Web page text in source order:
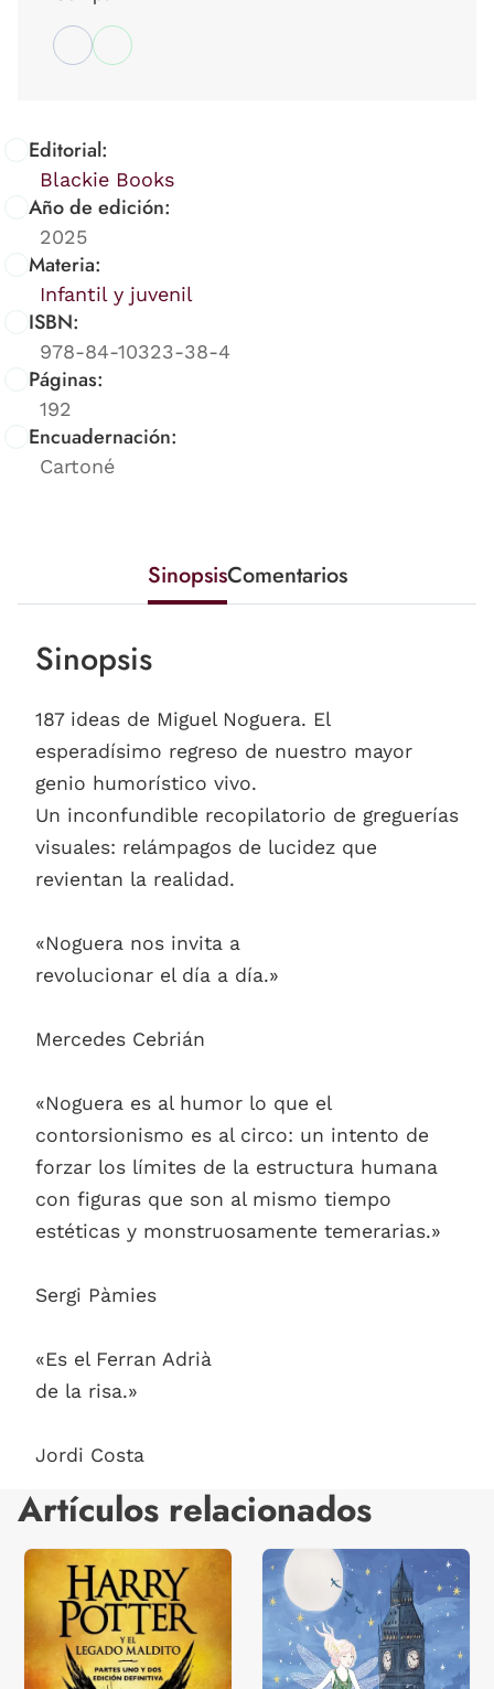
Editorial:
Blackie Books
Año de edición:
2025
Materia:
Infantil y juvenil
ISBN:
978-84-10323-38-4
Páginas:
192
Encuadernación:
Cartoné
SinopsisComentarios
Sinopsis
187 ideas de Miguel Noguera. El
esperadísimo regreso de nuestro mayor
genio humorístico vivo.
Un inconfundible recopilatorio de greguerías
visuales: relámpagos de lucidez que
revientan la realidad.
«Noguera nos invita a
revolucionar el día a día.»
Mercedes Cebrián
«Noguera es al humor lo que el
contorsionismo es al circo: un intento de
forzar los límites de la estructura humana
con figuras que son al mismo tiempo
estéticas y monstruosamente temerarias.»
Sergi Pàmies
«Es el Ferran Adrià
de la risa.»
Jordi Costa
Artículos relacionados